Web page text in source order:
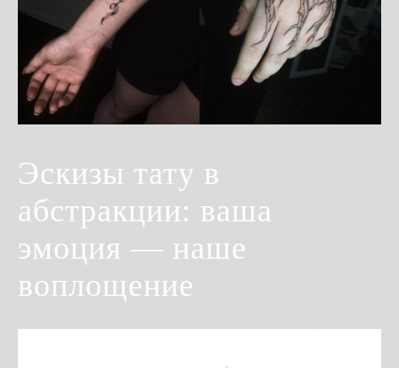
Эскизы тату в
абстракции: ваша
эмоция — наше
воплощение